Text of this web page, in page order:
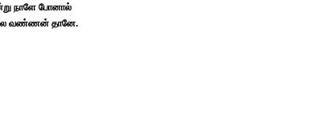
நாளே போனால்
வண்ணன் தானே.